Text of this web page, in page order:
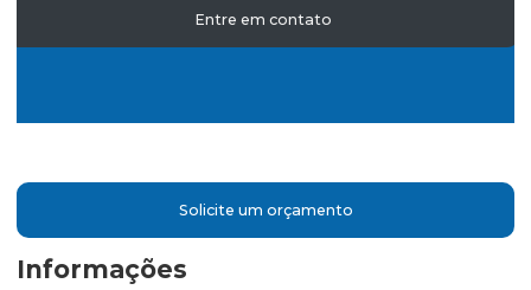
Entre em contato
Solicite um orçamento
Informações